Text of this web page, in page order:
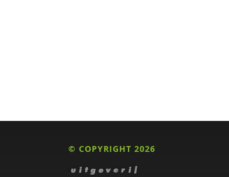
Mandy Dunkwu
© COPYRIGHT 2026